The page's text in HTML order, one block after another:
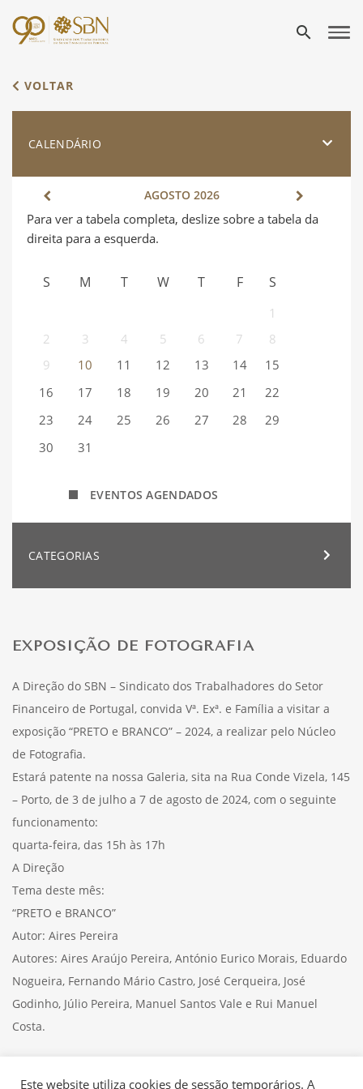
search
VOLTAR
CALENDÁRIO
AGOSTO 2026
S M T W T F S
1
2
3 4 5 6 7
8
9
10 11 12 13 14
15
16
17 18 19 20 21
22
23
24 25 26 27 28
29
30
31
EVENTOS AGENDADOS
CATEGORIAS
EXPOSIÇÃO DE FOTOGRAFIA
A Direção do SBN – Sindicato dos Trabalhadores do Setor
Financeiro de Portugal, convida Vª. Exª. e Família a visitar a
exposição “PRETO e BRANCO” – 2024, a realizar pelo Núcleo
de Fotografia.
Estará patente na nossa Galeria, sita na Rua Conde Vizela, 145
– Porto, de 3 de julho a 7 de agosto de 2024, com o seguinte
funcionamento:
quarta-feira, das 15h às 17h
A Direção
Tema deste mês:
“PRETO e BRANCO”
Autor: Aires Pereira
Autores: Aires Araújo Pereira, António Eurico Morais, Eduardo
Nogueira, Fernando Mário Castro, José Cerqueira, José
Godinho, Júlio Pereira, Manuel Santos Vale e Rui Manuel
Costa.
Este website utiliza cookies de sessão temporários. A